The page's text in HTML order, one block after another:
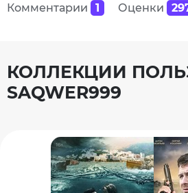
Комментарии
1 Оценки
КОЛЛЕКЦИИ
SAQWER999